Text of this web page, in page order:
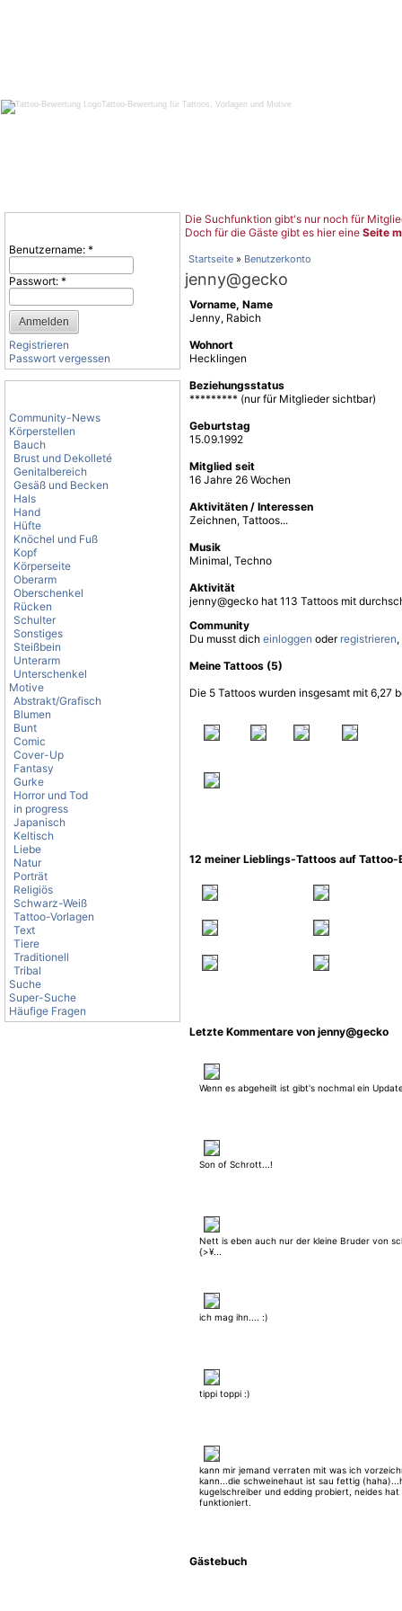
Tattoo-Bewertung für Tattoos, Vorlagen und Motive
Benutzername: *
Passwort: *
Registrieren
Passwort vergessen
Community-News
Körperstellen
Bauch
Brust und Dekolleté
Genitalbereich
Gesäß und Becken
Hals
Hand
Hüfte
Knöchel und Fuß
Kopf
Körperseite
Oberarm
Oberschenkel
Rücken
Schulter
Sonstiges
Steißbein
Unterarm
Unterschenkel
Motive
Abstrakt/Grafisch
Blumen
Bunt
Comic
Cover-Up
Fantasy
Gurke
Horror und Tod
in progress
Japanisch
Keltisch
Liebe
Natur
Porträt
Religiös
Schwarz-Weiß
Tattoo-Vorlagen
Text
Tiere
Traditionell
Tribal
Suche
Super-Suche
Häufige Fragen
Die Suchfunktion gibt's nur noch für
Doch für die Gäste gibt es hier eine Seite
Startseite » Benutzerkonto
jenny@gecko
Vorname, Name
Jenny, Rabich
Wohnort
Hecklingen
Beziehungsstatus
********* (nur für Mitglieder sichtbar)
Geburtstag
15.09.1992
Mitglied seit
16 Jahre 26 Wochen
Aktivitäten / Interessen
Zeichnen, Tattoos...
Musik
Minimal, Techno
Aktivität
jenny@gecko hat 113 Tattoos mit
Community
Du musst dich einloggen oder registrieren
Meine Tattoos (5)
Die 5 Tattoos wurden insgesamt mit 6,27
12 meiner Lieblings-Tattoos auf
Letzte Kommentare von jenny@gecko
Wenn es abgeheilt ist gibt's nochmal ein
Son of Schrott...!
Nett is eben auch nur der kleine Bruder von
{>¥...
ich mag ihn.... :)
tippi toppi :)
kann mir jemand verraten mit was ich
kann...die schweinehaut ist sau fettig
kugelschreiber und edding probiert, neides
funktioniert.
Gästebuch